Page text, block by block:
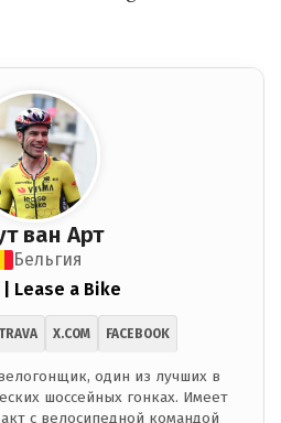
ван Арт
Бельгия
Lease a Bike
X.COM FACEBOOK
один из лучших в
шоссейных гонках. Имеет
с велосипедной командой